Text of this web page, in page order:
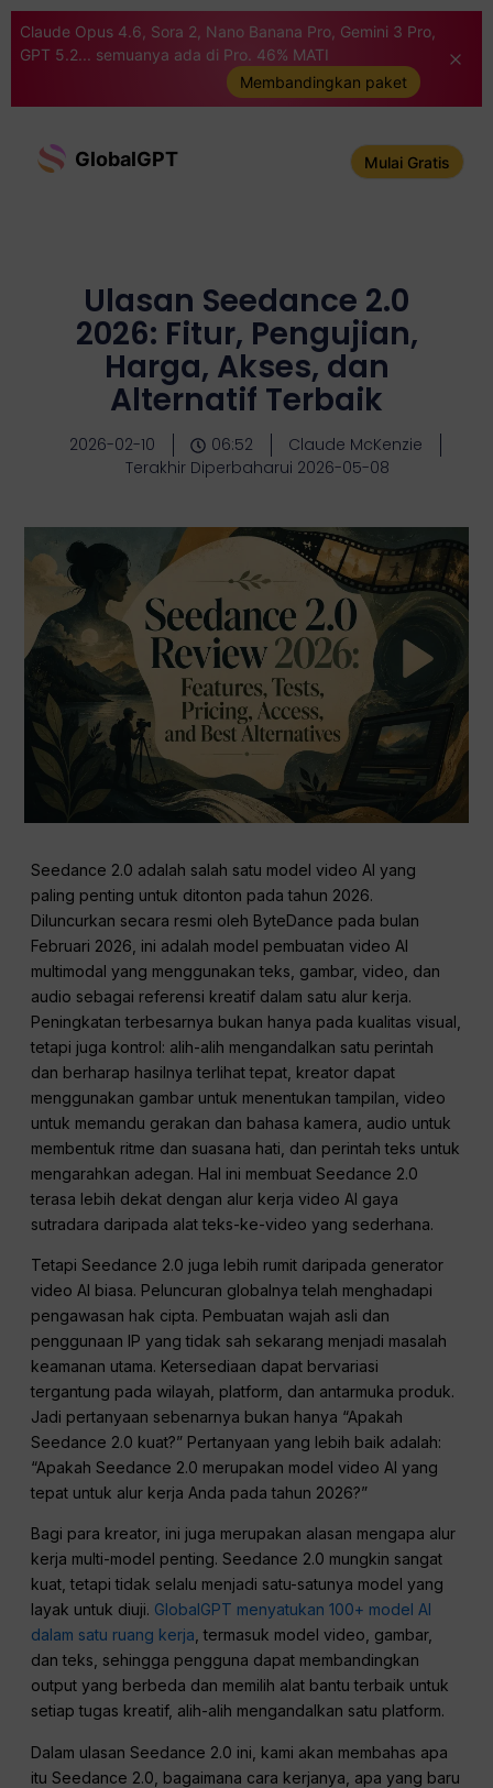
Claude Opus 4.6, Sora 2, Nano Banana Pro, Gemini 3 Pro,
GPT 5.2... semuanya ada di Pro. 46% MATI
Membandingkan paket
GlobalGPT Mulai Gratis
Ulasan Seedance 2.0
2026: Fitur, Pengujian,
Harga, Akses, dan
Alternatif Terbaik
2026-02-10 06:52
Claude McKenzie
Terakhir Diperbaharui 2026-05-08
Seedance 2.0 adalah salah satu model video AI yang
paling penting untuk ditonton pada tahun 2026.
Diluncurkan secara resmi oleh ByteDance pada bulan
Februari 2026, ini adalah model pembuatan video AI
multimodal yang menggunakan teks, gambar, video, dan
audio sebagai referensi kreatif dalam satu alur kerja.
Peningkatan terbesarnya bukan hanya pada kualitas visual,
tetapi juga kontrol: alih-alih mengandalkan satu perintah
dan berharap hasilnya terlihat tepat, kreator dapat
menggunakan gambar untuk menentukan tampilan, video
untuk memandu gerakan dan bahasa kamera, audio untuk
membentuk ritme dan suasana hati, dan perintah teks untuk
mengarahkan adegan. Hal ini membuat Seedance 2.0
terasa lebih dekat dengan alur kerja video AI gaya
sutradara daripada alat teks-ke-video yang sederhana.
Tetapi Seedance 2.0 juga lebih rumit daripada generator
video AI biasa. Peluncuran globalnya telah menghadapi
pengawasan hak cipta. Pembuatan wajah asli dan
penggunaan IP yang tidak sah sekarang menjadi masalah
keamanan utama. Ketersediaan dapat bervariasi
tergantung pada wilayah, platform, dan antarmuka produk.
Jadi pertanyaan sebenarnya bukan hanya “Apakah
Seedance 2.0 kuat?” Pertanyaan yang lebih baik adalah:
“Apakah Seedance 2.0 merupakan model video AI yang
tepat untuk alur kerja Anda pada tahun 2026?”
Bagi para kreator, ini juga merupakan alasan mengapa alur
kerja multi-model penting. Seedance 2.0 mungkin sangat
kuat, tetapi tidak selalu menjadi satu-satunya model yang
layak untuk diuji. GlobalGPT menyatukan 100+ model AI
dalam satu ruang kerja, termasuk model video, gambar,
dan teks, sehingga pengguna dapat membandingkan
output yang berbeda dan memilih alat bantu terbaik untuk
setiap tugas kreatif, alih-alih mengandalkan satu platform.
Dalam ulasan Seedance 2.0 ini, kami akan membahas apa
itu Seedance 2.0, bagaimana cara kerjanya, apa yang baru